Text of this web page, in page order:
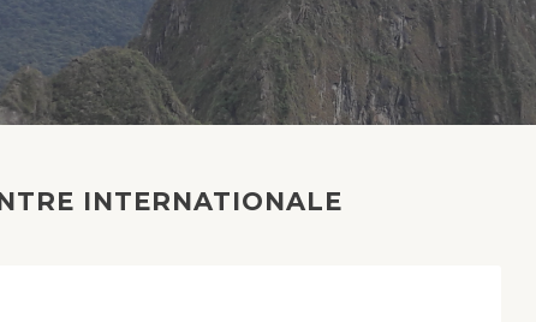
INTERNATIONALE